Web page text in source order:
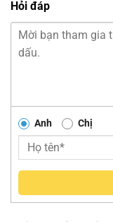
Giảm nhiệt độ tối
Hỏi đáp
Anh Chị